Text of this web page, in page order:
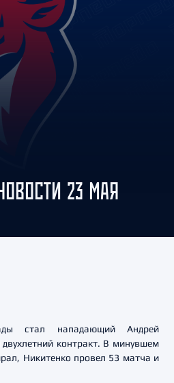
23 МАЯ
стал нападающий Андрей
контракт. В минувшем
Никитенко провел 53 матча и